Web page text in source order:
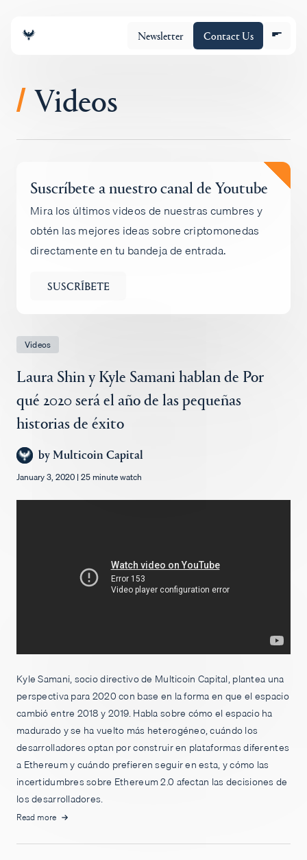
Newsletter Contact Us
Equipo
Cartera
Insights
Policy
Empleos
/ Videos
Videos
Laura Shin y Kyle Samani hablan de Por
qué 2020 será el año de las pequeñas
historias de éxito
byMulticoin Capital
January 3, 2020 | 25 minute watch
Kyle Samani, socio directivo de Multicoin Capital, plantea una
perspectiva para 2020 con base en la forma en que el espacio
cambió entre 2018 y 2019. Habla sobre cómo el espacio ha
madurado y se ha vuelto más heterogéneo, cuándo los
desarrolladores optan por construir en plataformas diferentes
a Ethereum y cuándo prefieren seguir en esta, y cómo las
incertidumbres sobre Ethereum 2.0 afectan las decisiones de
los desarrolladores.
Read more
Suscríbete a nuestro canal de Youtube
Mira los últimos videos de nuestras cumbres y
obtén las mejores ideas sobre criptomonedas
directamente en tu bandeja de entrada.
SUSCRÍBETE